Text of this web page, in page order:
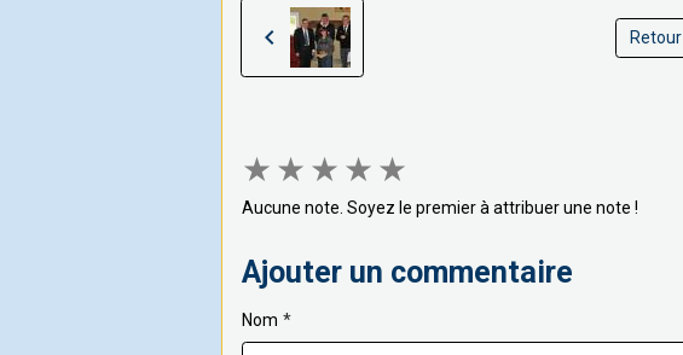
Retour
★ ★ ★ ★ ★
Aucune note. Soyez le premier à attribuer une note !
Ajouter un commentaire
Nom